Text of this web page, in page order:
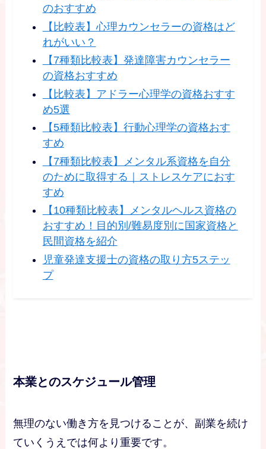
のおすすめ
【比較表】心理カウンセラーの資格はど
れがいい？
【7種類比較表】発達障害カウンセラー
の資格おすすめ
【比較表】アドラー心理学の資格おすす
め5選
【5種類比較表】行動心理学の資格おす
すめ
【7種類比較表】メンタル系資格を自分
のために取得する｜ストレスケアにおす
すめ
【10種類比較表】メンタルヘルス資格の
おすすめ！目的別/難易度別に国家資格と
民間資格を紹介
児童発達支援士の資格の取り方5ステッ
プ
本業とのスケジュール管理
無理のない働き方を見つけることが、副業を続け
ていくうえでは何より重要です。